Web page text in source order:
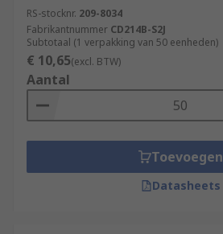
RS-stocknr. 209-8034
Fabrikantnummer CD214B-S2J
Subtotaal (1 verpakking van 50 eenheden)
€ 10,65(excl. BTW)
Aantal
Toevoegen
Datasheets